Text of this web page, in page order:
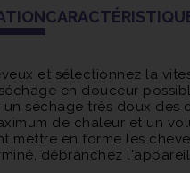
et sélectionnez la
en douceur
séchage très doux des
de chaleur et un
mettre en forme les
débranchez